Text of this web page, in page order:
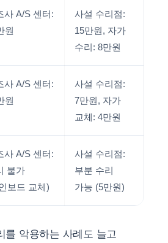
사 A/S 센터:
원
사설 수리점:
15만원, 자가
수리: 8만원
사 A/S 센터:
원
사설 수리점:
7만원, 자가
교체: 4만원
사 A/S 센터:
불가
보드 교체)
사설 수리점:
부분 수리
가능 (5만원)
를 악용하는 사례도 늘고